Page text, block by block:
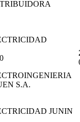
S.A.
JUNIN